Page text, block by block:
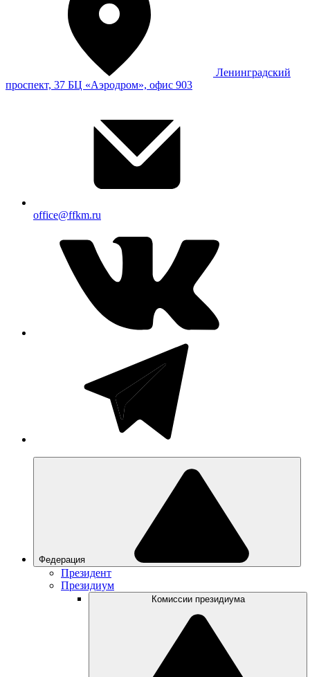
Ленинградский
проспект, 37 БЦ «Аэродром», офис 903
office@ffkm.ru
Федерация
Президент
Президиум
Комиссии президиума